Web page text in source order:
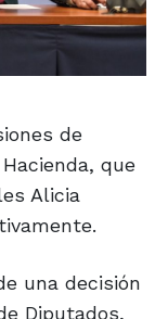
de
que
Alicia
una decisión
Diputados,